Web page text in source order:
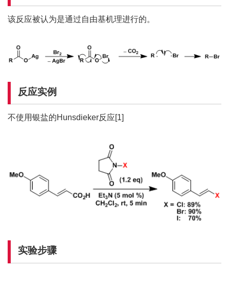
该反应被认为是通过自由基机理进行的。
反应实例
不使用银盐的Hunsdieker反应[1]
实验步骤